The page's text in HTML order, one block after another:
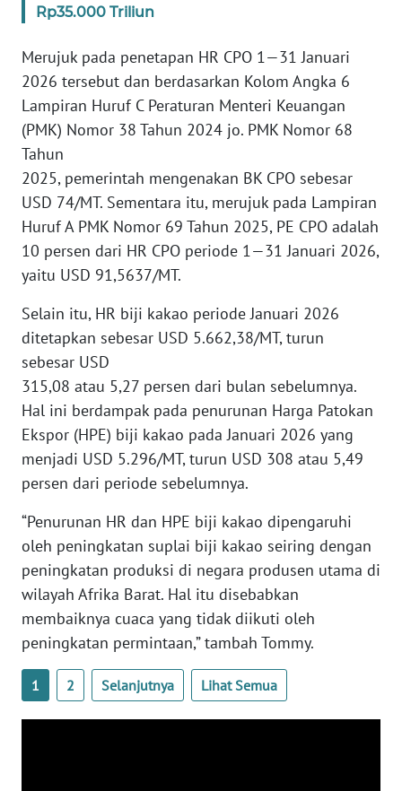
Rp35.000 Triliun
Merujuk pada penetapan HR CPO 1—31 Januari
2026 tersebut dan berdasarkan Kolom Angka 6
Lampiran Huruf C Peraturan Menteri Keuangan
(PMK) Nomor 38 Tahun 2024 jo. PMK Nomor 68
Tahun
2025, pemerintah mengenakan BK CPO sebesar
USD 74/MT. Sementara itu, merujuk pada Lampiran
Huruf A PMK Nomor 69 Tahun 2025, PE CPO adalah
10 persen dari HR CPO periode 1—31 Januari 2026,
yaitu USD 91,5637/MT.
Selain itu, HR biji kakao periode Januari 2026
ditetapkan sebesar USD 5.662,38/MT, turun
sebesar USD
315,08 atau 5,27 persen dari bulan sebelumnya.
Hal ini berdampak pada penurunan Harga Patokan
Ekspor (HPE) biji kakao pada Januari 2026 yang
menjadi USD 5.296/MT, turun USD 308 atau 5,49
persen dari periode sebelumnya.
“Penurunan HR dan HPE biji kakao dipengaruhi
oleh peningkatan suplai biji kakao seiring dengan
peningkatan produksi di negara produsen utama di
wilayah Afrika Barat. Hal itu disebabkan
membaiknya cuaca yang tidak diikuti oleh
peningkatan permintaan,” tambah Tommy.
1 2 Selanjutnya Lihat Semua
WN
WN
JAMBI
WN
SULTRA
NTB
WN
WN
SULBAR
WN
BABEL
WN
WN
SUMSEL
WN
BENGKULU
WN
LAMPUNG